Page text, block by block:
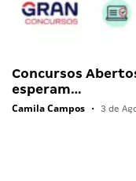
Concursos
esperam…
Camila Campos • 3 de